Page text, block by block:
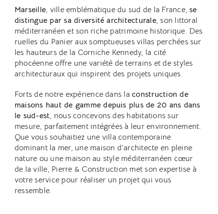
Marseille, ville emblématique du sud de la France,se
distingue par sa diversité architecturale, son littoral
méditerranéen et son riche patrimoine historique. Des
ruelles du Panier aux somptueuses villas perchées sur
les hauteurs de la Corniche Kennedy, la cité
phocéenne offre une variété de terrains et de styles
architecturaux qui inspirent des projets uniques.
Forts de notre expérience dans laconstruction de
maisons haut de gamme depuis plus de 20 ans dans
le sud-est, nous concevons des habitations sur
mesure, parfaitement intégrées à leur environnement.
Que vous souhaitiez une villa contemporaine
dominant la mer, une maison d’architecte en pleine
nature ou une maison au style méditerranéen cœur
de la ville, Pierre & Construction met son expertise à
votre service pour réaliser un projet qui vous
ressemble.